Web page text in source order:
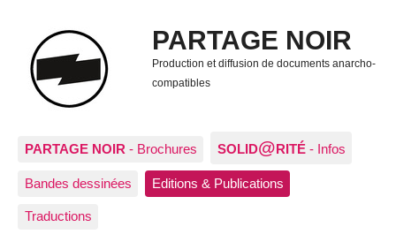
PARTAGE NOIR
Production et diffusion de documents anarcho-
compatibles
PARTAGE NOIR - Brochures SOLID@RITÉ - Infos
Bandes dessinées Editions & Publications
Traductions